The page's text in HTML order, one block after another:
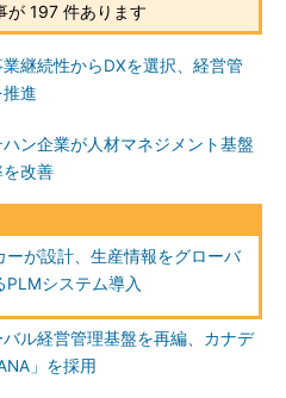
が 197 件あります
継続性からDXを選択、経営管
進
ン企業が人材マネジメント基盤
を改善
ーが設計、生産情報をグローバ
PLMシステム導入
ル経営管理基盤を再編、カナデ
」を採用